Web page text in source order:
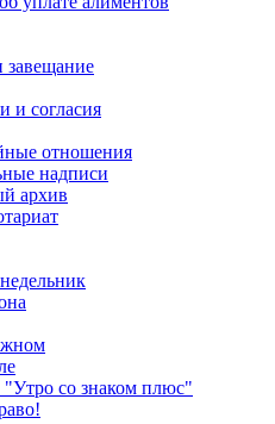
завещание
и согласия
отношения
надписи
архив
со знаком плюс"